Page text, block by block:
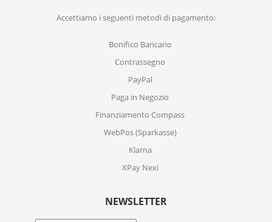
Accettiamo i seguenti metodi di pagamento:
Bonifico Bancario
Contrassegno
PayPal
Paga in Negozio
Finanziamento Compass
WebPos (Sparkasse)
Klarna
XPay Nexi
NEWSLETTER